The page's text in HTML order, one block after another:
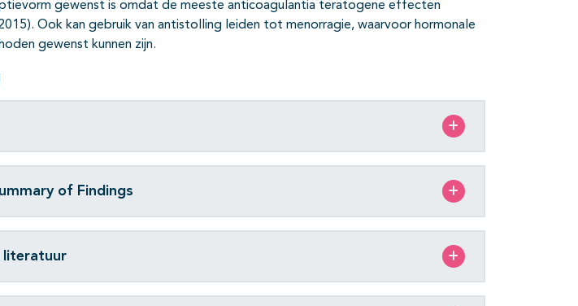
gewenst is omdat de meeste anticoagulantia teratogene effecten
Ook kan gebruik van antistolling leiden tot menorragie, waarvoor hormonale
gewenst kunnen zijn.
of Findings
literatuur